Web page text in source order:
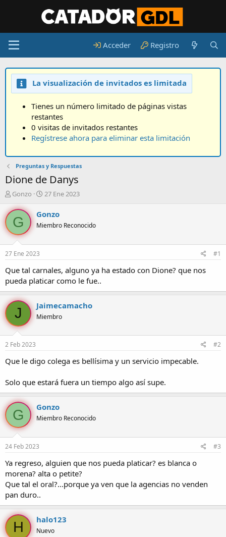
Acceder Registro
La visualización de invitados es limitada
Tienes un número limitado de páginas vistas
restantes
0 visitas de invitados restantes
Regístrese ahora para eliminar esta limitación
Preguntas y Respuestas
Dione de Danys
A
t
o
d
e
e
m
a
Gonzo
F
c
a
e
i
c
i
o
27 Ene 2023
G Gonzo
Miembro Reconocido
27 Ene 2023 #1
Que tal carnales, alguno ya ha estado con Dione? que nos
pueda platicar como le fue..
J Jaimecamacho
Miembro
2 Feb 2023 #2
Que le digo colega es bellísima y un servicio impecable.
Solo que estará fuera un tiempo algo así supe.
G Gonzo
Miembro Reconocido
24 Feb 2023 #3
Ya regreso, alguien que nos pueda platicar? es blanca o
morena? alta o petite?
Que tal el oral?...porque ya ven que la agencias no venden
pan duro..
H halo123
Nuevo